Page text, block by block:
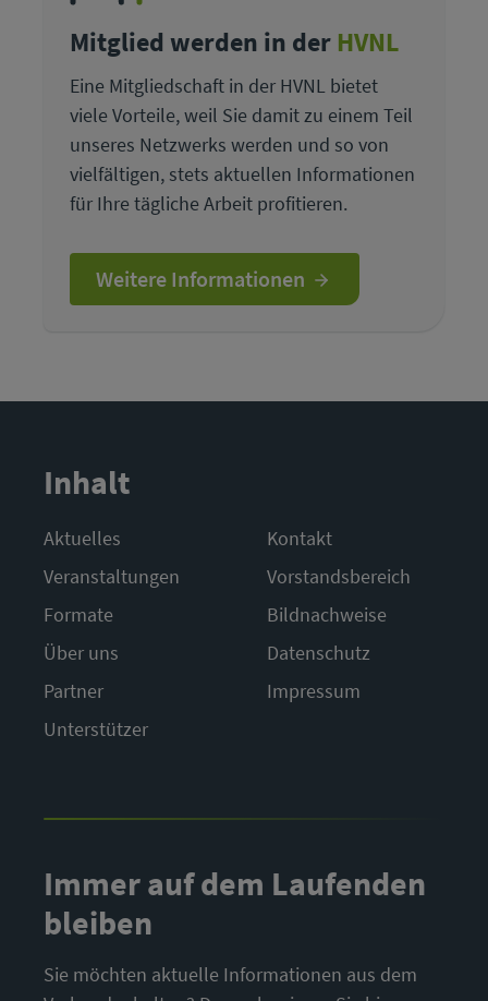
Mitglied werden in der HVNL
Eine Mitgliedschaft in der HVNL bietet
viele Vorteile, weil Sie damit zu einem Teil
unseres Netzwerks werden und so von
vielfältigen, stets aktuellen Informationen
für Ihre tägliche Arbeit profitieren.
Weitere Informationen
Inhalt
Aktuelles
Veranstaltungen
Formate
Über uns
Partner
Unterstützer
Kontakt
Vorstandsbereich
Bildnachweise
Datenschutz
Impressum
Immer auf dem Laufenden
bleiben
Sie möchten aktuelle Informationen aus dem